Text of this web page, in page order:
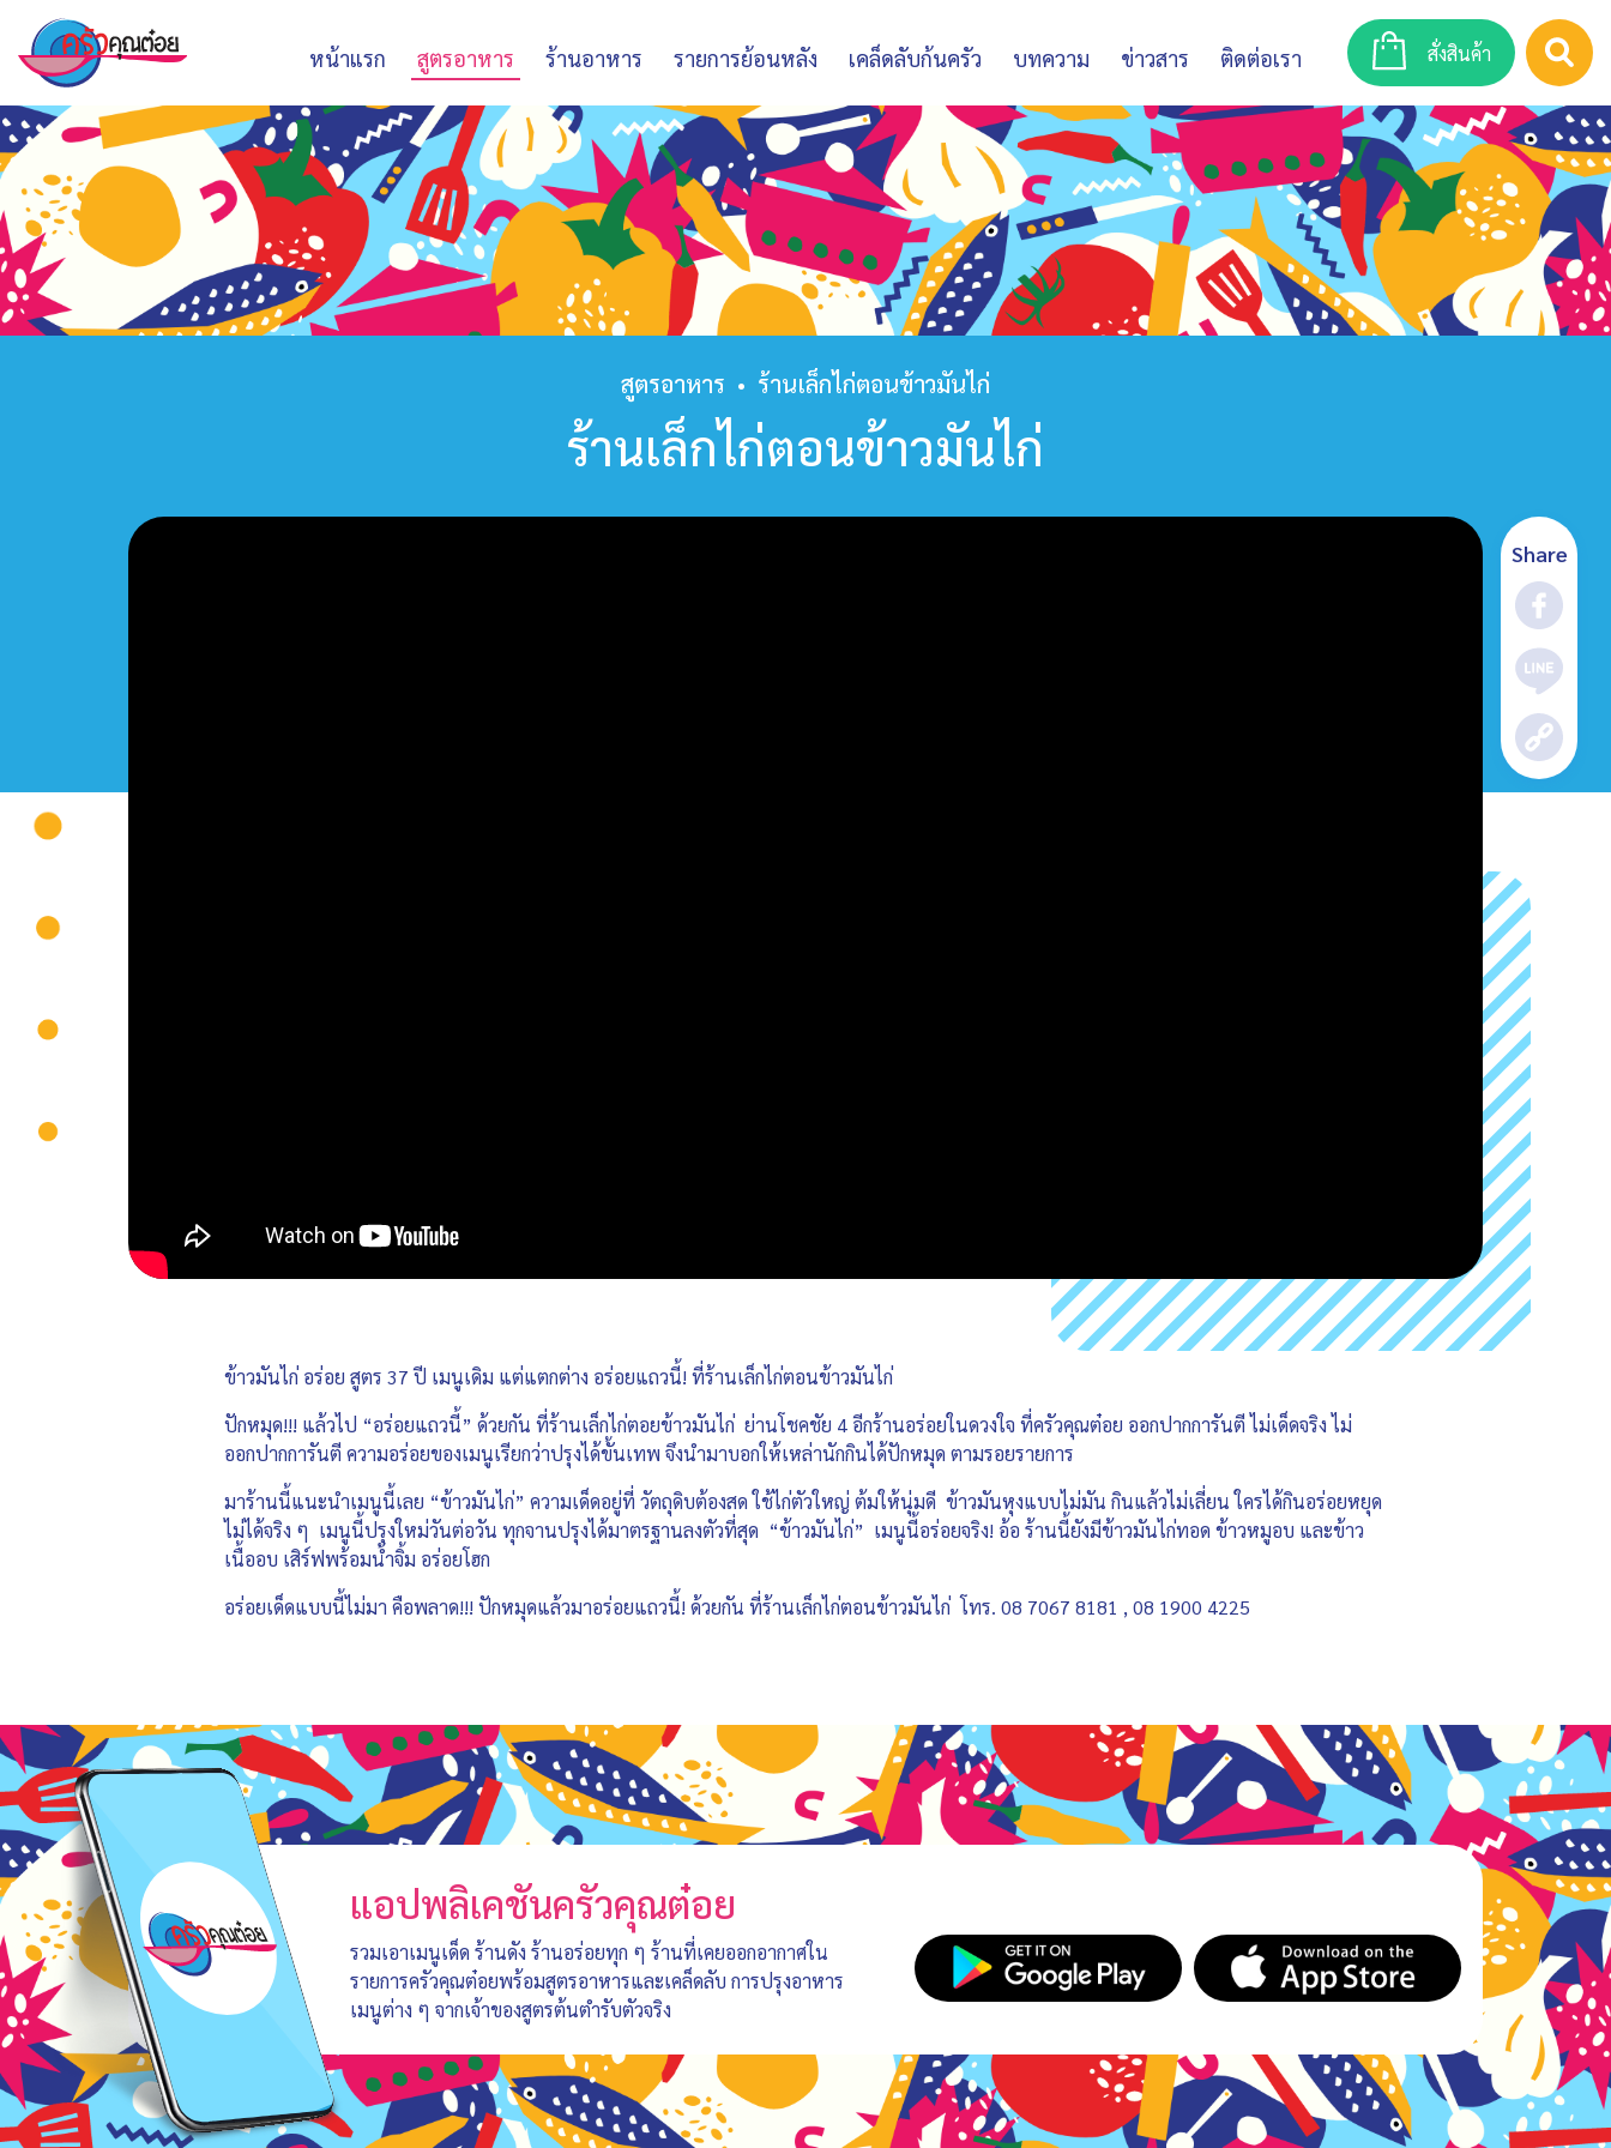
หน้าแรก สูตรอาหาร ร้านอาหาร รายการย้อนหลัง เคล็ดลับก้นครัว บทความ ข่าวสาร ติดต่อเรา สั่งสินค้า
สูตรอาหาร • ร้านเล็กไก่ตอนข้าวมันไก่
ร้านเล็กไก่ตอนข้าวมันไก่
Share
ข้าวมันไก่ อร่อย สูตร 37 ปี เมนูเดิม แต่แตกต่าง อร่อยแถวนี้! ที่ร้านเล็กไก่ตอนข้าวมันไก่
ปักหมุด!!! แล้วไป “อร่อยแถวนี้” ด้วยกัน ที่ร้านเล็กไก่ตอยข้าวมันไก่ ย่านโชคชัย 4 อีกร้านอร่อยในดวงใจ ที่ครัวคุณต๋อย ออกปากการันตี ไม่เด็ดจริง ไม่
ออกปากการันตี ความอร่อยของเมนูเรียกว่าปรุงได้ขั้นเทพ จึงนำมาบอกให้เหล่านักกินได้ปักหมุด ตามรอยรายการ
มาร้านนี้แนะนำเมนูนี้เลย “ข้าวมันไก่” ความเด็ดอยู่ที่ วัตถุดิบต้องสด ใช้ไก่ตัวใหญ่ ต้มให้นุ่มดี ข้าวมันหุงแบบไม่มัน กินแล้วไม่เลี่ยน ใครได้กินอร่อยหยุด
ไม่ได้จริง ๆ เมนูนี้ปรุงใหม่วันต่อวัน ทุกจานปรุงได้มาตรฐานลงตัวที่สุด “ข้าวมันไก่” เมนูนี้อร่อยจริง! อ้อ ร้านนี้ยังมีข้าวมันไก่ทอด ข้าวหมูอบ และข้าว
เนื้ออบ เสิร์ฟพร้อมน้ำจิ้ม อร่อยโฮก
อร่อยเด็ดแบบนี้ไม่มา คือพลาด!!! ปักหมุดแล้วมาอร่อยแถวนี้! ด้วยกัน ที่ร้านเล็กไก่ตอนข้าวมันไก่ โทร. 08 7067 8181 , 08 1900 4225
แอปพลิเคชันครัวคุณต๋อย
รวมเอาเมนูเด็ด ร้านดัง ร้านอร่อยทุก ๆ ร้านที่เคยออกอากาศใน
รายการครัวคุณต๋อยพร้อมสูตรอาหารและเคล็ดลับ การปรุงอาหาร
เมนูต่าง ๆ จากเจ้าของสูตรต้นตำรับตัวจริง